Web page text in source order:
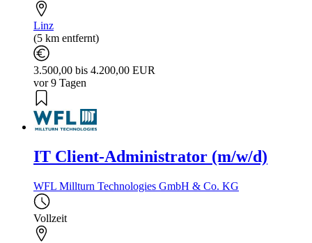
Linz
(5 km entfernt)
3.500,00 bis 4.200,00 EUR
vor 9 Tagen
IT Client-Administrator (m/w/d)
WFL Millturn Technologies GmbH & Co. KG
Vollzeit